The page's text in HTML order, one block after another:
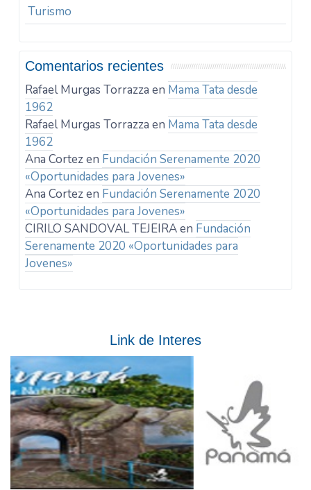
Turismo
Comentarios recientes
Rafael Murgas Torrazza en Mama Tata desde
1962
Rafael Murgas Torrazza en Mama Tata desde
1962
Ana Cortezen Fundación Serenamente 2020
«Oportunidades para Jovenes»
Ana Cortezen Fundación Serenamente 2020
«Oportunidades para Jovenes»
CIRILO SANDOVAL TEJEIRAen Fundación
Serenamente 2020 «Oportunidades para
Jovenes»
Link de Interes